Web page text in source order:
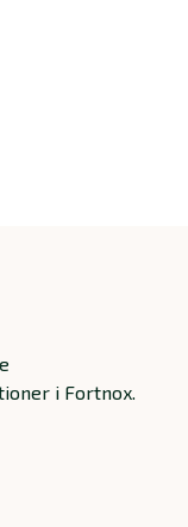
i Fortnox.